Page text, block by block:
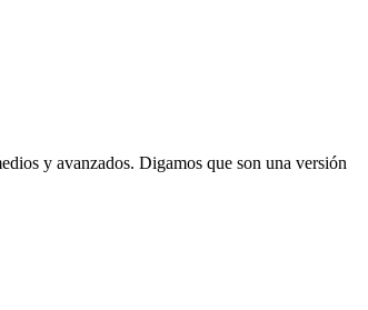
y avanzados. Digamos que son una versión